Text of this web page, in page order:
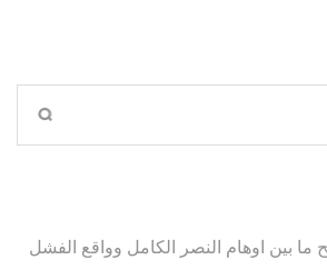
ما بين اوهام النصر الكامل وواقع الفشل